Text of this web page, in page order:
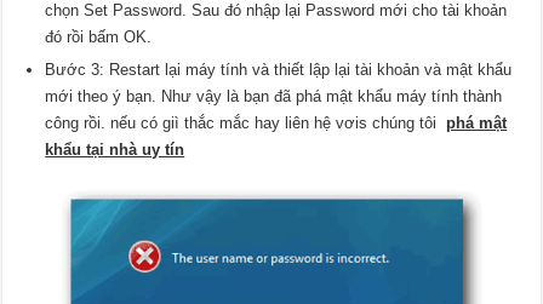
chọn Set Password. Sau đó nhập lại Password mới cho tài khoản
đó rồi bấm OK.
Bước 3: Restart lại máy tính và thiết lập lại tài khoản và mật khẩu
mới theo ý bạn. Như vậy là bạn đã phá mật khẩu máy tính thành
công rồi. nếu có giì thắc mắc hay liên hệ vơis chúng tôiphá mật
khẩu tại nhà uy tín